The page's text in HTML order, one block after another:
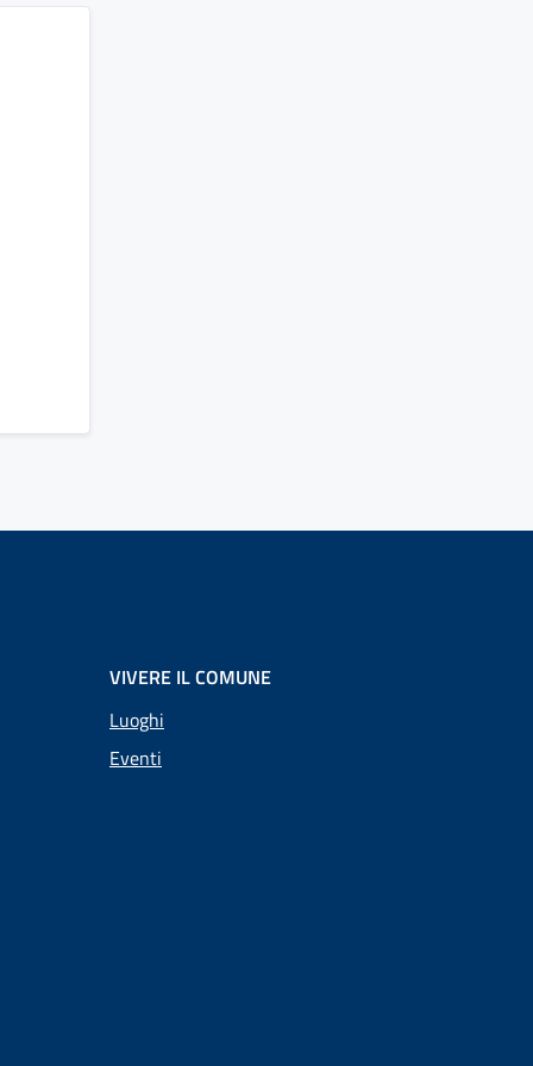
VIVERE IL COMUNE
Luoghi
Eventi